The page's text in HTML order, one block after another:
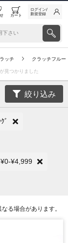
カート
ログイン/
新規登録
ッチ クラッチフルー
見つかりました
絞り込み
ﾞ
¥0-¥4,999
る場合があります。